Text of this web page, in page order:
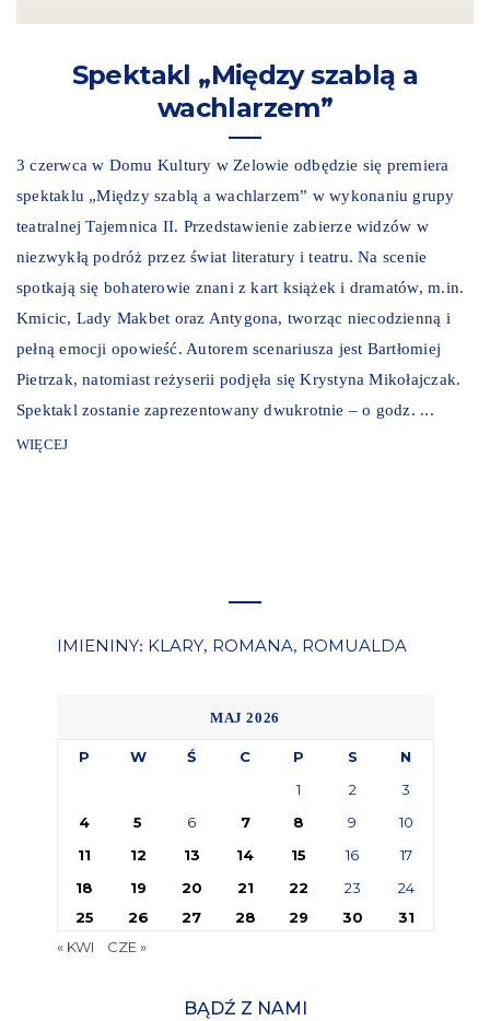
Spektakl „Między szablą a
wachlarzem”
3 czerwca w Domu Kultury w Zelowie odbędzie się premiera
spektaklu „Między szablą a wachlarzem” w wykonaniu grupy
teatralnej Tajemnica II. Przedstawienie zabierze widzów w
niezwykłą podróż przez świat literatury i teatru. Na scenie
spotkają się bohaterowie znani z kart książek i dramatów, m.in.
Kmicic, Lady Makbet oraz Antygona, tworząc niecodzienną i
pełną emocji opowieść. Autorem scenariusza jest Bartłomiej
Pietrzak, natomiast reżyserii podjęła się Krystyna Mikołajczak.
Spektakl zostanie zaprezentowany dwukrotnie – o godz. ...
WIĘCEJ
IMIENINY: KLARY, ROMANA, ROMUALDA
MAJ 2026
P W Ś C P S
N
1
2
3
4
5 6 7 8 9
10
11
12 13 14 15 16
17
18
19 20 21 22 23
24
25
26 27 28 29 30
31
« KWI
CZE »
BĄDŹ Z NAMI